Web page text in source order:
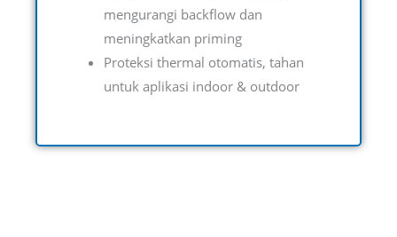
mengurangi backflow dan
meningkatkan priming
Proteksi thermal otomatis, tahan
untuk aplikasi indoor & outdoor